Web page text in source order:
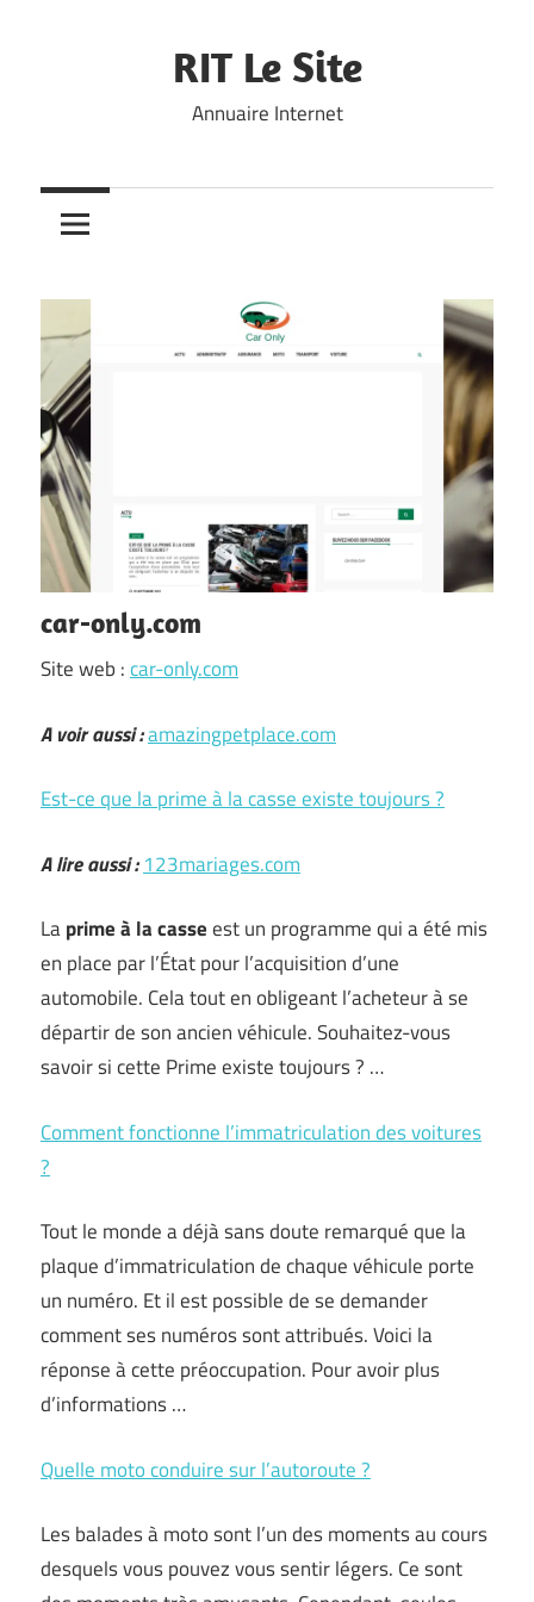
RIT Le Site
Annuaire Internet
car-only.com
Site web :car-only.com
A voir aussi :amazingpetplace.com
Est-ce que la prime à la casse existe toujours ?
A lire aussi : 123mariages.com
Laprime à la casseest un programme qui a été mis
en place par l’État pour l’acquisition d’une
automobile. Cela tout en obligeant l’acheteur à se
départir de son ancien véhicule. Souhaitez-vous
savoir si cette Prime existe toujours ? …
Comment fonctionne l’immatriculation des voitures
?
Tout le monde a déjà sans doute remarqué que la
plaque d’immatriculation de chaque véhicule porte
un numéro. Et il est possible de se demander
comment ses numéros sont attribués. Voici la
réponse à cette préoccupation. Pour avoir plus
d’informations …
Quelle moto conduire sur l’autoroute ?
Les balades à moto sont l’un des moments au cours
desquels vous pouvez vous sentir légers. Ce sont